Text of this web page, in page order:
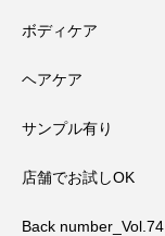
ボディケア
ヘアケア
サンプル有り
店舗でお試しOK
Back number_Vol.74